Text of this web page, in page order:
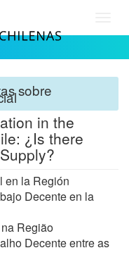
sobre
in the
¿Is there
en la Región
Decente en la
Região
Decente entre as